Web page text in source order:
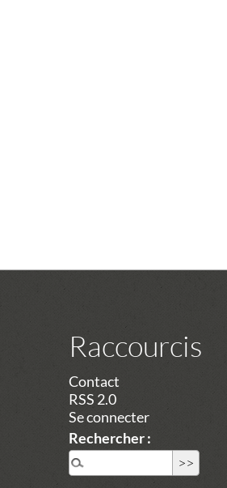
Raccourcis
Contact
RSS 2.0
Se connecter
Rechercher :